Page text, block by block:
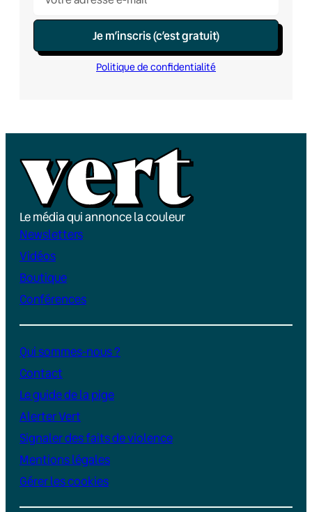
Je m’inscris (c’est gratuit)
Politique de confidentialité
Le média qui annonce la couleur
Newsletters
Vidéos
Boutique
Conférences
Qui sommes-nous ?
Contact
Le guide de la pige
Alerter Vert
Signaler des faits de violence
Mentions légales
Gérer les cookies